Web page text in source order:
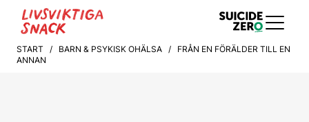
START / BARN & PSYKISK OHÄLSA / FRÅN EN FÖRÄLDER TILL EN
ANNAN